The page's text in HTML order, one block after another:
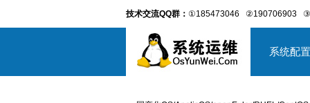
技术交流QQ群： ①185473046 ②190706903
系统配置